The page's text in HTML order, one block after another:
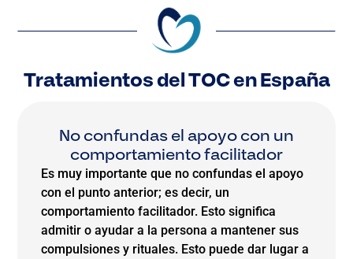
Tratamientos del TOC en España
No confundas el apoyo con un
comportamiento facilitador
Es muy importante que no confundas el apoyo
con el punto anterior; es decir, un
comportamiento facilitador. Esto significa
admitir o ayudar a la persona a mantener sus
compulsiones y rituales. Esto puede dar lugar a